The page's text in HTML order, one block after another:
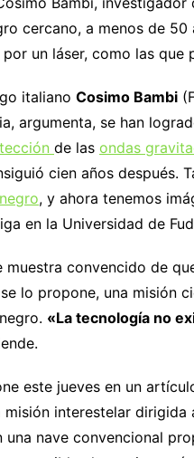
cercano, a menos de
por un láser, como las que
italiano Cosimo Bambi
argumenta, se han
de las ondas
cien años después.
, y ahora tenemos
en la Universidad de
muestra convencido de
lo propone, una misión
«La tecnología no
este jueves en un
misión interestelar
una nave convencional